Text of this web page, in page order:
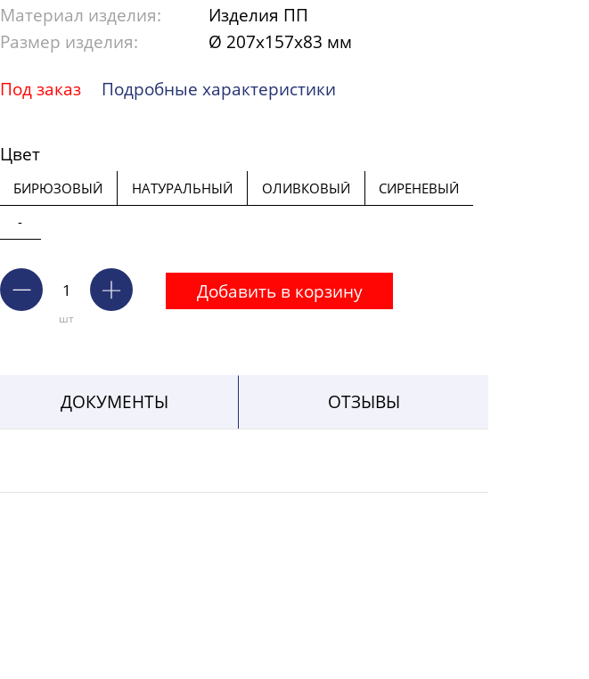
Материал изделия:
Изделия ПП
Размер изделия:
Ø 207х157х83 мм
Под заказ Подробные характеристики
Цвет
БИРЮЗОВЫЙ НАТУРАЛЬНЫЙ ОЛИВКОВЫЙ
СИРЕНЕВЫЙ
-
шт
Добавить в корзину
ДОКУМЕНТЫ ОТЗЫВЫ